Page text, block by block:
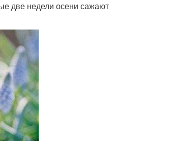
две недели осени сажают